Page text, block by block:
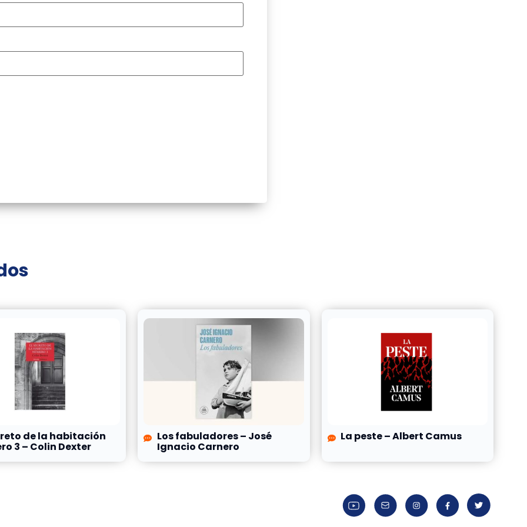
de la habitación
3 – Colin Dexter
Los fabuladores – José
Ignacio Carnero
La peste – Albert Camus